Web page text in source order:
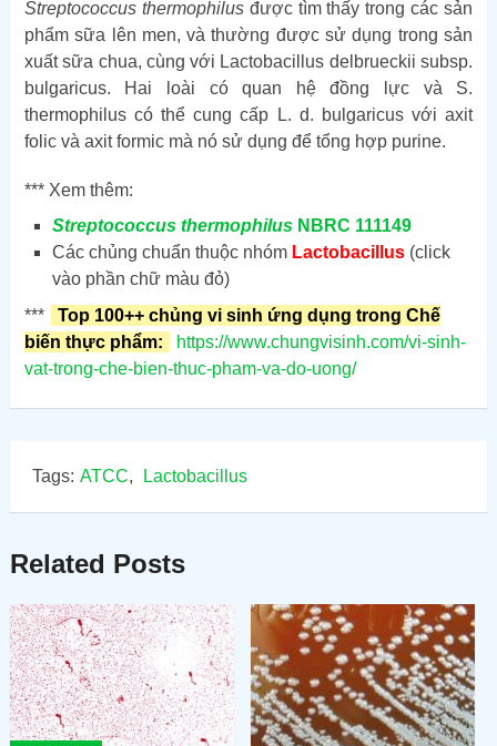
Streptococcus thermophilusđược tìm thấy trong các sản
phẩm sữa lên men, và thường được sử dụng trong sản
xuất sữa chua, cùng với Lactobacillus delbrueckii subsp.
bulgaricus. Hai loài có quan hệ đồng lực và S.
thermophilus có thể cung cấp L. d. bulgaricus với axit
folic và axit formic mà nó sử dụng để tổng hợp purine.
*** Xem thêm:
Streptococcus thermophilus NBRC 111149
Các chủng chuẩn thuộc nhóm Lactobacillus (click
vào phần chữ màu đỏ)
***
Top 100++ chủng vi sinh ứng dụng trong Chế
biến thực phẩm:
https://www.chungvisinh.com/vi-sinh-
vat-trong-che-bien-thuc-pham-va-do-uong/
Tags: ATCC, Lactobacillus
Related Posts